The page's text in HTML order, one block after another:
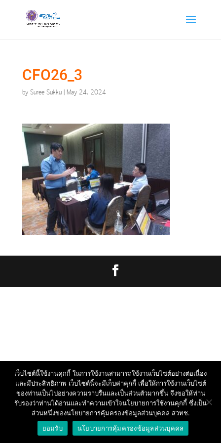
CFO26_3
by Suree Sukku| May 24, 2024
เว็บไซต์นี้ใช้งานคุกกี้ ในการใช้งานสามารถใช้งานเว็บไซต์อย่างต่อเนื่อง
และมีประสิทธิภาพ เว็บไซต์นี้จะมีเก็บค่าคุกกี้ เพื่อให้การใช้งานเว็บไซต์
ของท่านเป็นไปอย่างความราบรื่นและเป็นส่วนตัวมากขึ้น จึงขอให้ท่าน
รับรองว่าท่านได้อ่านและทำความเข้าใจนโยบายการใช้งานคุกกี้ ซึ่งเป็น
ส่วนหนึ่งของนโยบายการคุ้มครองข้อมูลส่วนบุคคล สวทช.
ยอมรับ
นโยบายการคุ้มครองข้อมูลส่วนบุคคล